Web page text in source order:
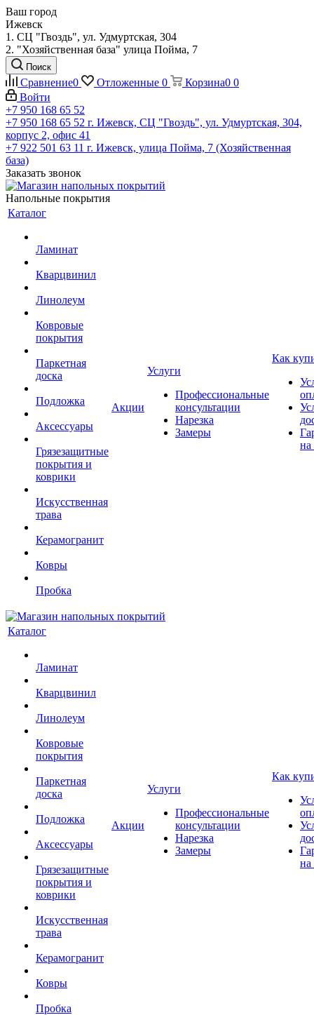
Ваш город
Ижевск
1. СЦ "Гвоздь", ул. Удмуртская, 304
2. "Хозяйственная база" улица Пойма, 7
Поиск
Сравнение0 Отложенные 0 Корзина0 0
Войти
+7 950 168 65 52
+7 950 168 65 52 г. Ижевск, СЦ "Гвоздь", ул. Удмуртская, 304,
корпус 2, офис 41
+7 922 501 63 11 г. Ижевск, улица Пойма, 7 (Хозяйственная
база)
Заказать звонок
Напольные покрытия
Каталог
Ламинат
Кварцвинил
Линолеум
Ковровые
покрытия
Паркетная
доска
Подложка
Аксессуары
Грязезащитные
покрытия и
коврики
Искусственная
трава
Керамогранит
Ковры
Пробка
Акции
Услуги
Профессиональные
консультации
Нарезка
Замеры
Как
на
Каталог
Ламинат
Кварцвинил
Линолеум
Ковровые
покрытия
Паркетная
доска
Подложка
Аксессуары
Грязезащитные
покрытия и
коврики
Искусственная
трава
Керамогранит
Ковры
Пробка
Акции
Услуги
Профессиональные
консультации
Нарезка
Замеры
Как
на